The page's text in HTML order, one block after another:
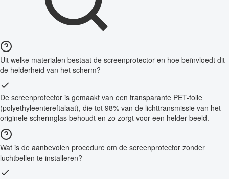
Uit welke materialen bestaat de screenprotector en hoe beïnvloedt dit
de helderheid van het scherm?
De screenprotector is gemaakt van een transparante PET-folie
(polyethyleentereftalaat), die tot 98% van de lichttransmissie van het
originele schermglas behoudt en zo zorgt voor een helder beeld.
Wat is de aanbevolen procedure om de screenprotector zonder
luchtbellen te installeren?